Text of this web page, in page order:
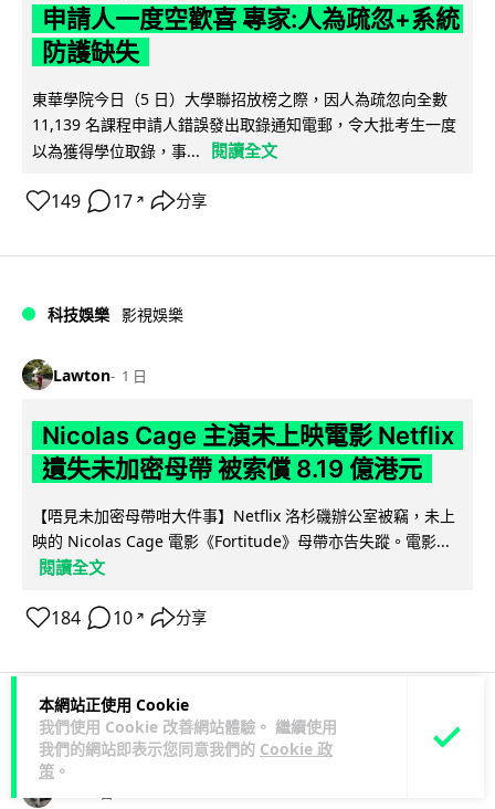
本網站正使用 Cookie
我們使用 Cookie 改善網站體驗。 繼續使用
我們的網站即表示您同意我們的 Cookie 政
策 。
申請人一度空歡喜 專家:人為疏忽+系統
防護缺失
東華學院今日（5 日）大學聯招放榜之際，因人為疏忽向全數
11,139 名課程申請人錯誤發出取錄通知電郵，令大批考生一度
以為獲得學位取錄，事...
閱讀全文
149 17 ↗ 分享
科技娛樂 影視娛樂
Lawton 1 日
Nicolas Cage 主演未上映電影 Netflix
遺失未加密母帶 被索償 8.19 億港元
【唔見未加密母帶咁大件事】Netflix 洛杉磯辦公室被竊，未上
映的 Nicolas Cage 電影《Fortitude》母帶亦告失蹤。電影...
閱讀全文
184 10 ↗ 分享
人工智能